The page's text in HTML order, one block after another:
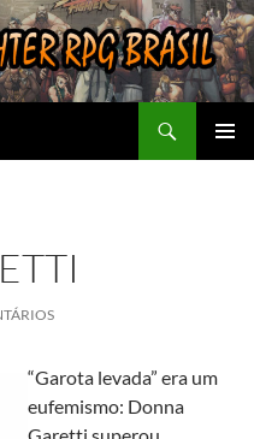
“Garota levada” era um
eufemismo: Donna